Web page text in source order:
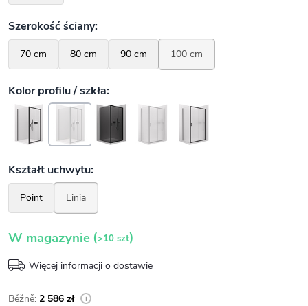
W magazynie (>10 szt)
Więcej informacji o dostawie
2 586 zł